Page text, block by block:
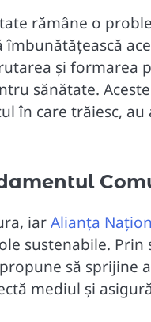
rămâne o
îmbunătățească
și formarea
sănătate.
în care trăiesc,
iarAlianța
sustenabile.
să sprijine
mediul și